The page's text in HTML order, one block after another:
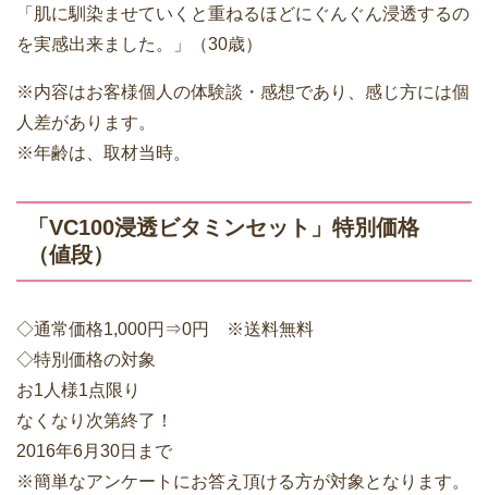
「肌に馴染ませていくと重ねるほどにぐんぐん浸透するの
を実感出来ました。」（30歳）
※内容はお客様個人の体験談・感想であり、感じ方には個
人差があります。
※年齢は、取材当時。
「VC100浸透ビタミンセット」特別価格
（値段）
◇通常価格1,000円⇒0円 ※送料無料
◇特別価格の対象
お1人様1点限り
なくなり次第終了！
2016年6月30日まで
※簡単なアンケートにお答え頂ける方が対象となります。